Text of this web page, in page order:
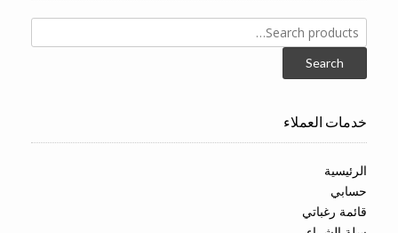
Search
for:
Search
خدمات العملاء
الرئيسية
حسابي
قائمة رغباتي